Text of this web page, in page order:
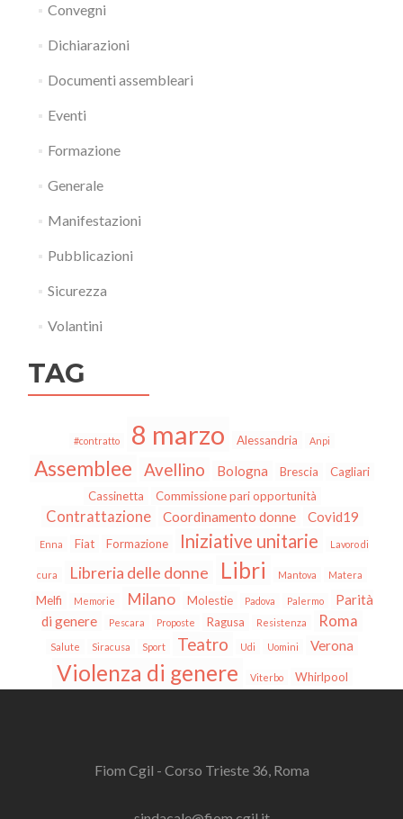
Convegni
Dichiarazioni
Documenti assembleari
Eventi
Formazione
Generale
Manifestazioni
Pubblicazioni
Sicurezza
Volantini
TAG
#contratto 8 marzo Alessandria Anpi
Assemblee Avellino Bologna Brescia
Cagliari
Cassinetta
Commissione pari opportunità
Contrattazione Coordinamento donne Covid19
Enna Fiat Formazione Iniziative unitarie Lavoro di
cura Libreria delle donne Libri Mantova Matera
Melfi Memorie Milano Molestie Padova Palermo
Parità
di genere
Pescara Proposte Ragusa Resistenza Roma
Salute Siracusa Sport Teatro Udi Uomini Verona
Violenza di genere Viterbo Whirlpool
Fiom Cgil - Corso Trieste 36, Roma